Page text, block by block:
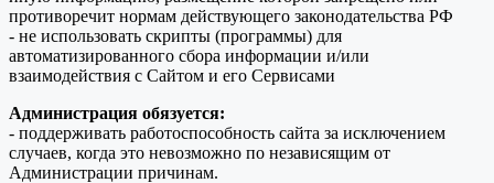
противоречит нормам действующего законодательства РФ
- не использовать скрипты (программы) для
автоматизированного сбора информации и/или
взаимодействия с Сайтом и его Сервисами
Администрация обязуется:
- поддерживать работоспособность сайта за исключением
случаев, когда это невозможно по независящим от
Администрации причинам.